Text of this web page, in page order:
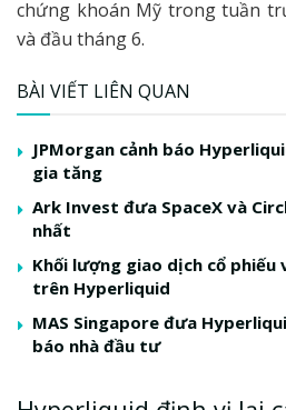
chứng khoán Mỹ trong tuần
và đầu tháng 6.
BÀI VIẾT LIÊN QUAN
JPMorgan cảnh báo
gia tăng
Ark Invest đưa SpaceX và
nhất
Khối lượng giao dịch cổ
trên Hyperliquid
MAS Singapore đưa
báo nhà đầu tư